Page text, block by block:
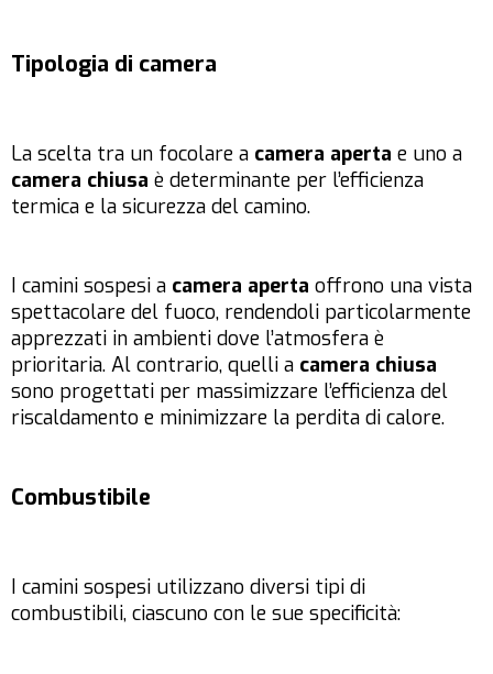
Tipologia di camera
La scelta tra un focolare a camera aperta e uno a
camera chiusa è determinante per l’efficienza
termica e la sicurezza del camino.
I camini sospesi a camera aperta offrono una vista
spettacolare del fuoco, rendendoli particolarmente
apprezzati in ambienti dove l’atmosfera è
prioritaria. Al contrario, quelli a camera chiusa
sono progettati per massimizzare l’efficienza del
riscaldamento e minimizzare la perdita di calore.
Combustibile
I camini sospesi utilizzano diversi tipi di
combustibili, ciascuno con le sue specificità: